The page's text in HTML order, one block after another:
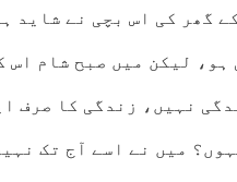
والوں کے گھر کی اس بچی نے
لیکن میں صبح شام اس
نہیں، زندگی کا صرف
میں نے اسے آج تک